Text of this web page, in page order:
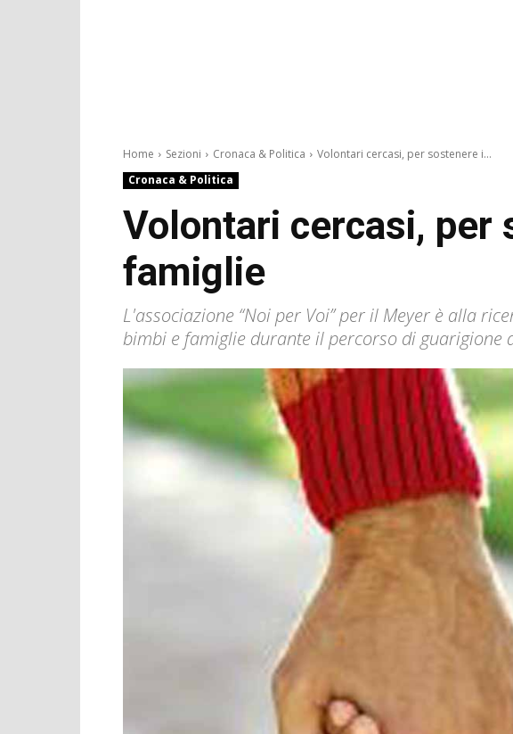
Home Sezioni Cronaca & Politica
Volontari cercasi, per sostenere i...
Cronaca & Politica
Volontari cercasi, per
famiglie
L'associazione “Noi per Voi” per il Meyer è alla
bimbi e famiglie durante il percorso di guarigione